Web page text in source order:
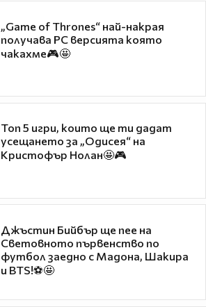
„Game of Thrones“ най-накрая
получава PC версията която
чакахме🎮🤩
Топ 5 игри, които ще ти дадат
усещането за „Одисея“ на
Кристофър Нолан🤩🎮
Джъстин Бийбър ще пее на
Световното първенство по
футбол заедно с Мадона, Шакира
и BTS!⚽🤩